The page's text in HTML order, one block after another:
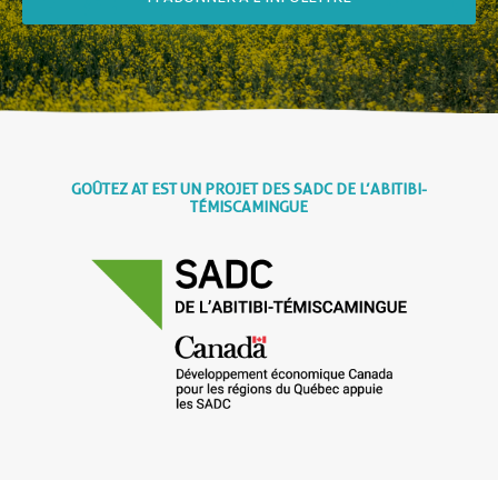
GOÛTEZ AT EST UN PROJET DES SADC DE L’ABITIBI-
TÉMISCAMINGUE